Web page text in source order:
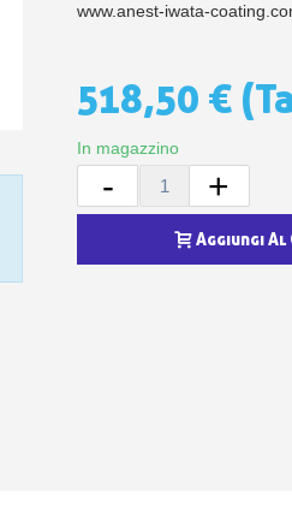
www.anest-iwata-
518,50 €
In magazzino
- +
Aggiungi